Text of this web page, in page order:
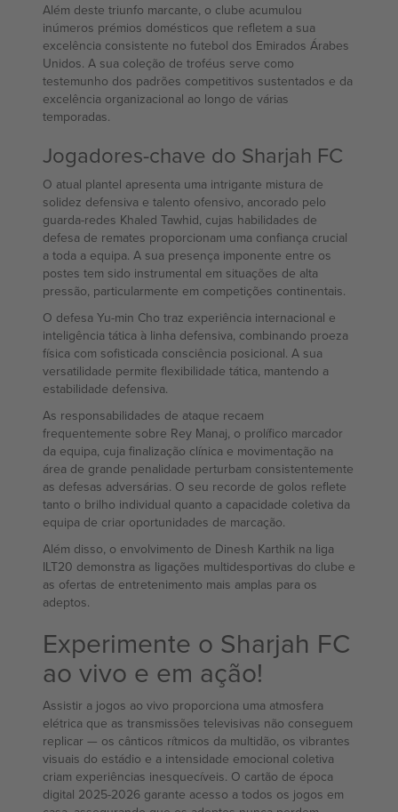
Além deste triunfo marcante, o clube acumulou
inúmeros prémios domésticos que refletem a sua
excelência consistente no futebol dos Emirados Árabes
Unidos. A sua coleção de troféus serve como
testemunho dos padrões competitivos sustentados e da
excelência organizacional ao longo de várias
temporadas.
Jogadores-chave do Sharjah FC
O atual plantel apresenta uma intrigante mistura de
solidez defensiva e talento ofensivo, ancorado pelo
guarda-redes Khaled Tawhid, cujas habilidades de
defesa de remates proporcionam uma confiança crucial
a toda a equipa. A sua presença imponente entre os
postes tem sido instrumental em situações de alta
pressão, particularmente em competições continentais.
O defesa Yu-min Cho traz experiência internacional e
inteligência tática à linha defensiva, combinando proeza
física com sofisticada consciência posicional. A sua
versatilidade permite flexibilidade tática, mantendo a
estabilidade defensiva.
As responsabilidades de ataque recaem
frequentemente sobre Rey Manaj, o prolífico marcador
da equipa, cuja finalização clínica e movimentação na
área de grande penalidade perturbam consistentemente
as defesas adversárias. O seu recorde de golos reflete
tanto o brilho individual quanto a capacidade coletiva da
equipa de criar oportunidades de marcação.
Além disso, o envolvimento de Dinesh Karthik na liga
ILT20 demonstra as ligações multidesportivas do clube e
as ofertas de entretenimento mais amplas para os
adeptos.
Experimente o Sharjah FC
ao vivo e em ação!
Assistir a jogos ao vivo proporciona uma atmosfera
elétrica que as transmissões televisivas não conseguem
replicar — os cânticos rítmicos da multidão, os vibrantes
visuais do estádio e a intensidade emocional coletiva
criam experiências inesquecíveis. O cartão de época
digital 2025-2026 garante acesso a todos os jogos em